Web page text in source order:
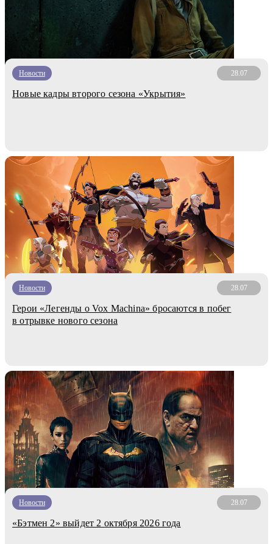
Новости 28.07
Новые кадры второго сезона «Укрытия»
Новости 28.07
Герои «Легенды о Vox Machina» бросаются в побег
в отрывке нового сезона
Новости 28.07
«Бэтмен 2» выйдет 2 октября 2026 года